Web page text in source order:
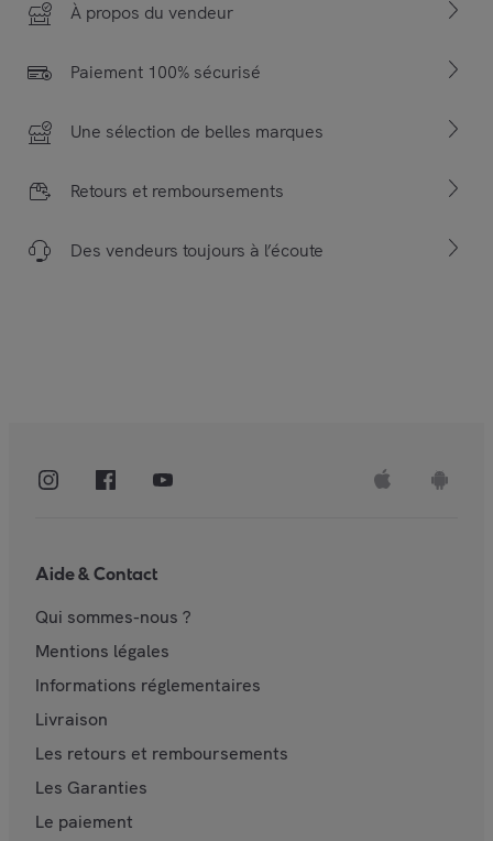
À propos du vendeur
Paiement 100% sécurisé
Une sélection de belles marques
Retours et remboursements
Des vendeurs toujours à l’écoute
Aide & Contact
Qui sommes-nous ?
Mentions légales
Informations réglementaires
Livraison
Les retours et remboursements
Les Garanties
Le paiement